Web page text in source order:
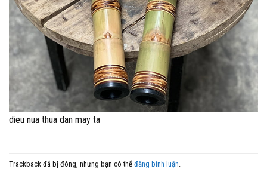
dieu nua thua dan may ta
Trackback đã bị đóng, nhưng bạn có thể đăng bình luận